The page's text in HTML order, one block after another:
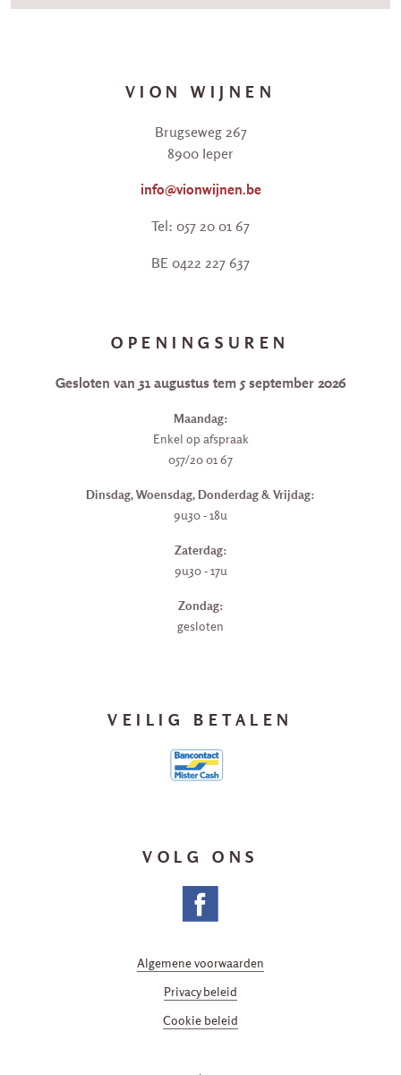
VION WIJNEN
Brugseweg 267
8900 Ieper
info@vionwijnen.be
Tel: 057 20 01 67
BE 0422 227 637
OPENINGSUREN
Gesloten van 31 augustus tem 5 september 2026
Maandag:
Enkel op afspraak
057/20 01 67
Dinsdag, Woensdag, Donderdag & Vrijdag:
9u30 - 18u
Zaterdag:
9u30 - 17u
Zondag:
gesloten
VEILIG BETALEN
VOLG ONS
Algemene voorwaarden
Privacy beleid
Cookie beleid